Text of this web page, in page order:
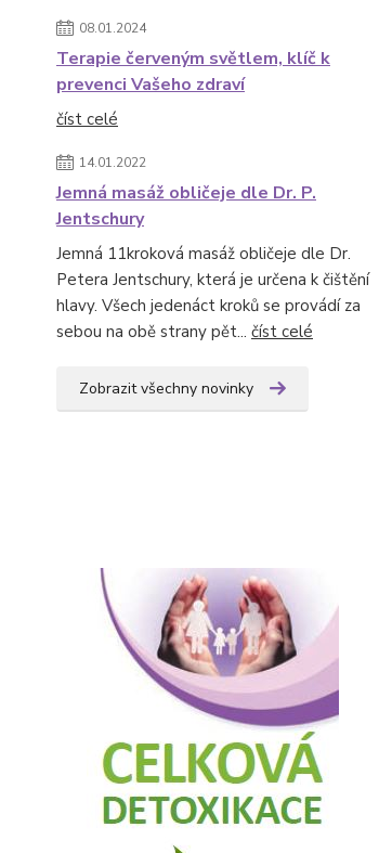
08.01.2024
Terapie červeným světlem, klíč k
prevenci Vašeho zdraví
číst celé
14.01.2022
Jemná masáž obličeje dle Dr. P.
Jentschury
Jemná 11kroková masáž obličeje dle Dr.
Petera Jentschury, která je určena k čištění
hlavy. Všech jedenáct kroků se provádí za
sebou na obě strany pět... číst celé
Zobrazit všechny novinky